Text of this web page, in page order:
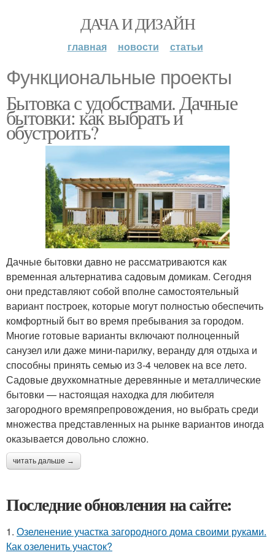
ДАЧА И ДИЗАЙН
главная новости статьи
Функциональные проекты
Бытовка с удобствами. Дачные
бытовки: как выбрать и
обустроить?
Дачные бытовки давно не рассматриваются как
временная альтернатива садовым домикам. Сегодня
они представляют собой вполне самостоятельный
вариант построек, которые могут полностью обеспечить
комфортный быт во время пребывания за городом.
Многие готовые варианты включают полноценный
санузел или даже мини-парилку, веранду для отдыха и
способны принять семью из 3-4 человек на все лето.
Садовые двухкомнатные деревянные и металлические
бытовки — настоящая находка для любителя
загородного времяпрепровождения, но выбрать среди
множества представленных на рынке вариантов иногда
оказывается довольно сложно.
читать дальше →
Последние обновления на сайте:
1. Озеленение участка загородного дома своими руками.
Как озеленить участок?